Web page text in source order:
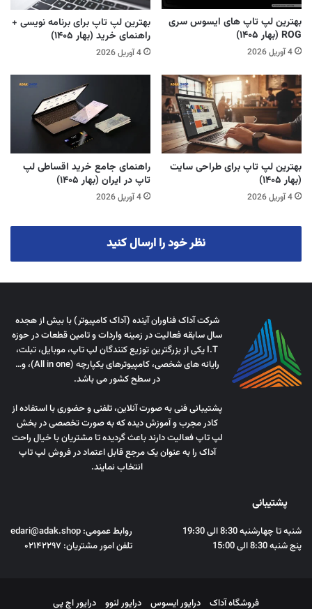
بهترین لپ تاپ های ایسوس سری
ROG (بهار ۱۴۰۵)
4 آوریل 2026
بهترین لپ تاپ برای برنامه نویسی +
راهنمای خرید (بهار ۱۴۰۵)
4 آوریل 2026
بهترین لپ تاپ برای طراحی سایت
(بهار ۱۴۰۵)
4 آوریل 2026
راهنمای جامع خرید اقساطی لپ
تاپ در ایران (بهار ۱۴۰۵)
4 آوریل 2026
نظر خود را ارسال کنید
شرکت آداک فناوران آینده (آداک کامپیوتر) با بیش از هجده
سال سابقه فعالیت در زمینه واردات و تامین قطعات در حوزه
I.T یکی از بزرگترین توزیع کنندگان لپ تاپ، موبایل، تبلت،
رایانه های شخصی، کامپیوترهای یکپارچه (All in one)، و…
در سطح کشور می باشد.
پشتیبانی فنی به صورت آنلاین، تلفنی و حضوری با استفاده از
کادر مجرب و آموزش دیده که به صورت تخصصی در بخش
لپ تاپ فعالیت دارند باعث گردیده تا مشتریان با خیال راحت
آداک را به عنوان یک مرجع قابل اعتماد در فروش لپ تاپ
انتخاب نمایند.
پشتیبانی
شنبه تا چهارشنبه 8:30 الی 19:30
پنج شنبه 8:30 الی 15:00
روابط عمومی: edari@adak.shop
تلفن امور مشتریان: ۰۲۱۴۲۲۹۷
فروشگاه آداک درایور ایسوس درایور لنوو درایور اچ پی